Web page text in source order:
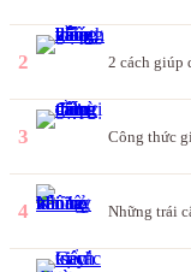
2 2 cách giúp
3 Công thức
4 Những trái